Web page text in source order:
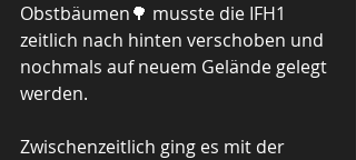
Obstbäumen🌳 musste die IFH1
zeitlich nach hinten verschoben und
nochmals auf neuem Gelände gelegt
werden.
Zwischenzeitlich ging es mit der